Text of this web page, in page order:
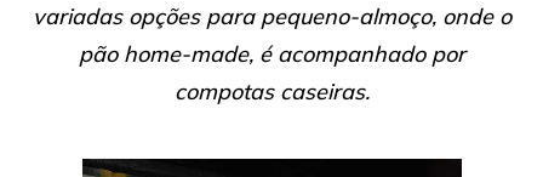
variadas opções para pequeno-almoço, onde o
pão home-made, é acompanhado por
compotas caseiras.